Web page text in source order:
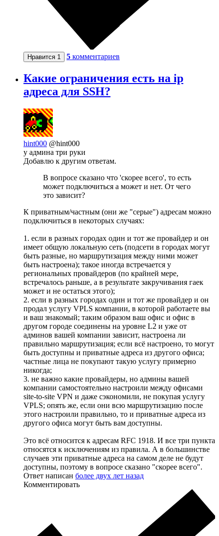
Нравится 1 5 комментариев
Какие ограничения есть на ip
адреса для SSH?
hint000 @hint000
у админа три руки
Добавлю к другим ответам.
В вопросе сказано что 'скорее всего', то есть
может подключиться а может и нет. От чего
это зависит?
К приватным/частным (они же "серые") адресам можно
подключиться в некоторых случаях:
1. если в разных городах один и тот же провайдер и он
имеет общую локальную сеть (подсети в городах могут
быть разные, но маршрутизация между ними может
быть настроена); такое иногда встречается у
региональных провайдеров (по крайней мере,
встречалось раньше, а в результате закручивания гаек
может и не остаться этого);
2. если в разных городах один и тот же провайдер и он
продал услугу VPLS компании, в которой работаете вы
и ваш знакомый; таким образом ваш офис и офис в
другом городе соединены на уровне L2 и уже от
админов вашей компании зависит, настроена ли
правильно маршрутизация; если всё настроено, то могут
быть доступны и приватные адреса из другого офиса;
частные лица не покупают такую услугу примерно
никогда;
3. не важно какие провайдеры, но админы вашей
компании самостоятельно настроили между офисами
site-to-site VPN и даже сэкономили, не покупая услугу
VPLS; опять же, если они всю маршрутизацию после
этого настроили правильно, то и приватные адреса из
другого офиса могут быть вам доступны.
Это всё относится к адресам RFC 1918. И все три пункта
относятся к исключениям из правила. А в большинстве
случаев эти приватные адреса на самом деле не будут
доступны, поэтому в вопросе сказано "скорее всего".
Ответ написан более двух лет назад
Комментировать